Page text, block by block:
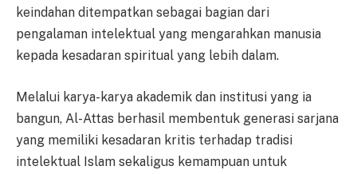
keindahan ditempatkan sebagai bagian dari
pengalaman intelektual yang mengarahkan manusia
kepada kesadaran spiritual yang lebih dalam.
Melalui karya-karya akademik dan institusi yang ia
bangun, Al-Attas berhasil membentuk generasi sarjana
yang memiliki kesadaran kritis terhadap tradisi
intelektual Islam sekaligus kemampuan untuk